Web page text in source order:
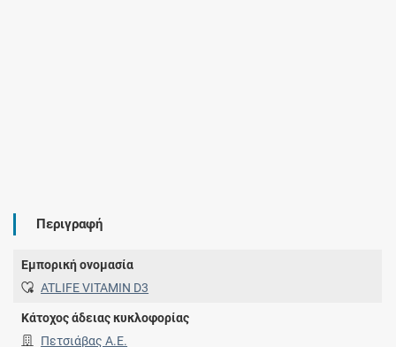
Περιγραφή
Εμπορική ονομασία
ATLIFE VITAMIN D3
Κάτοχος άδειας κυκλοφορίας
Πετσιάβας Α.Ε.